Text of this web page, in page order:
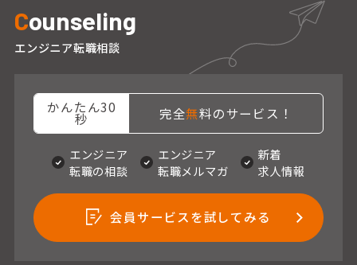
Counseling
エンジニア転職相談
かんたん30
秒 完全無料のサービス！
エンジニア
転職の相談
エンジニア
転職メルマガ
新着
求人情報
会員サービスを試してみる